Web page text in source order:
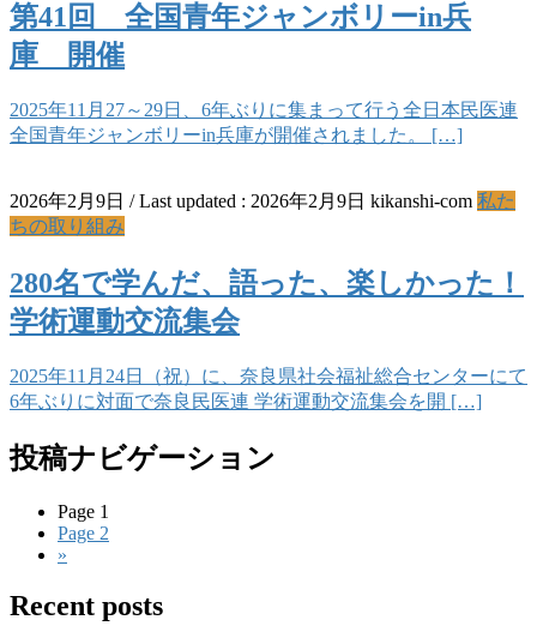
第41回 全国青年ジャンボリーin兵
庫 開催
2025年11月27～29日、6年ぶりに集まって行う全日本民医連
全国青年ジャンボリーin兵庫が開催されました。 […]
2026年2月9日 / Last updated : 2026年2月9日 kikanshi-com 私た
ちの取り組み
280名で学んだ、語った、楽しかった！
学術運動交流集会
2025年11月24日（祝）に、奈良県社会福祉総合センターにて
6年ぶりに対面で奈良民医連 学術運動交流集会を開 […]
投稿ナビゲーション
Page 1
Page 2
»
Recent posts